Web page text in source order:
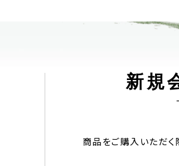
新規
商品をご購入いただく